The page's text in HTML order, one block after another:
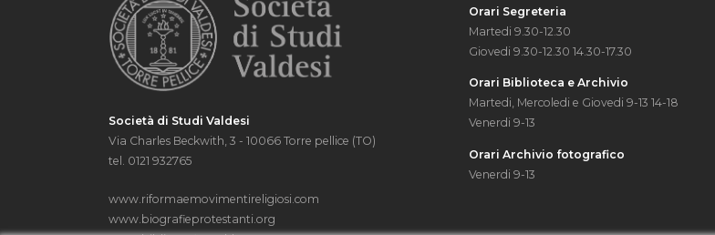
Società di Studi Valdesi
Via Charles Beckwith, 3 - 10066 Torre pellice (TO)
tel. 0121 932765
www.riformaemovimentireligiosi.com
www.biografieprotestanti.org
Orari Segreteria
Martedi 9.30-12.30
Giovedi 9.30-12.30 14.30-17.30
Orari Biblioteca e Archivio
Martedi, Mercoledi e Giovedi 9-13 14-18
Venerdi 9-13
Orari Archivio fotografico
Venerdi 9-13